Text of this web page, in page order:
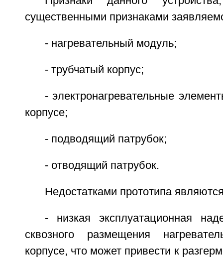
существенными признаками
- нагревательный модуль;
- трубчатый корпус;
- электронагревательные
корпусе;
- подводящий патрубок;
- отводящий патрубок.
Недостатками прототипа
- низкая эксплуатационная
сквозного размещения
корпусе, что может привести к